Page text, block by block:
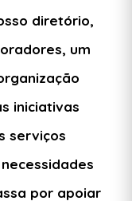
diretório,
um
iniciativas
serviços
por apoiar